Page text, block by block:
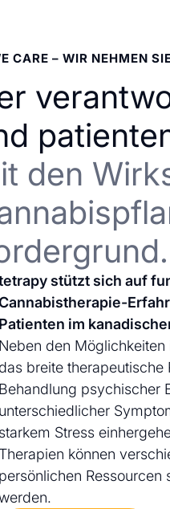
CARE – WIR NEHMEN
den
stützt sich auf
Patienten im
Neben den
das breite
Behandlung psychischer
unterschiedlicher
starkem Stress
können
persönlichen